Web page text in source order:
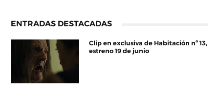
ENTRADAS DESTACADAS
Clip en exclusiva de Habitación nº 13,
estreno 19 de junio